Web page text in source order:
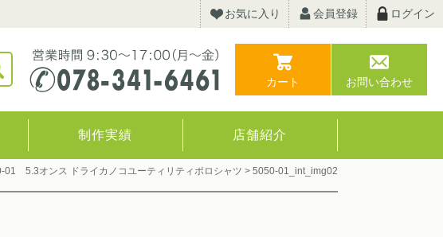
お気に入り 会員登録 ログイン
カート お問い合わせ
制作実績 店舗紹介
01 5.3オンス ドライカノコユーティリティポロシャツ > 5050-01_int_img02